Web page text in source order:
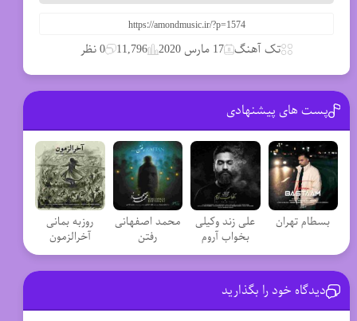
تک آهنگ 17 مارس 2020 11,796 0 نظر
پست های پیشنهادی
بسطام تهران
علی زند وکیلی
بخواب آروم
محمد اصفهانی
رفتن
روزبه بمانی
آخرالزمون
دیدگاه خود را بگذارید